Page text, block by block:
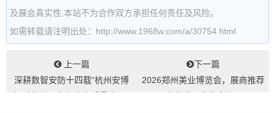
及展会真实性,本站不为合作双方承担任何责任及风险。
如需转载请注明出处：http://www.1968w.com/a/30754.html
上一篇
深耕数智安防十四载“杭州安博
下一篇
2026郑州美业博览会，展商推荐